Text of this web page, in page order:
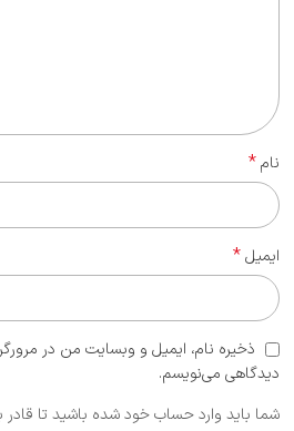
نام*
ایمیل*
ذخیره نام، ایمیل و وبسایت من در
دیدگاهی می‌نویسم.
شما باید وارد حساب خود شده باشید تا قادر